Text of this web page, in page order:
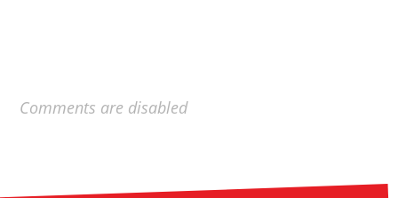
Comments are disabled